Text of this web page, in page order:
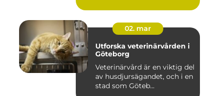
02. mar
Utforska veterinärvården i
Göteborg
Veterinärvård är en viktig del
av husdjursägandet, och i en
stad som Göteb...